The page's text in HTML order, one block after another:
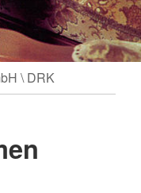
\ DRK